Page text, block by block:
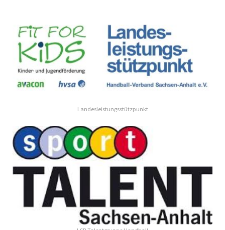
Landesleistungsstützpunkt